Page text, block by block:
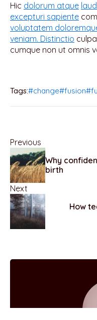
Hic dolorum atque
excepturi sapiente
voluptatem
veniam. Distinctio
cumque non ut omnis
Tags:#change#fusion
Previous
Why
birth
Next
How